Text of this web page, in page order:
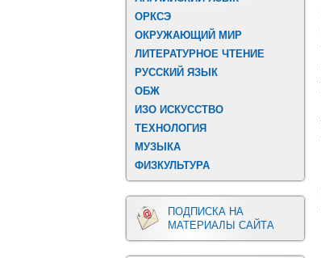
ОРКСЭ
ОКРУЖАЮЩИЙ МИР
ЛИТЕРАТУРНОЕ ЧТЕНИЕ
РУССКИЙ ЯЗЫК
ОБЖ
ИЗО ИСКУССТВО
ТЕХНОЛОГИЯ
МУЗЫКА
ФИЗКУЛЬТУРА
ПОДПИСКА НА
МАТЕРИАЛЫ САЙТА